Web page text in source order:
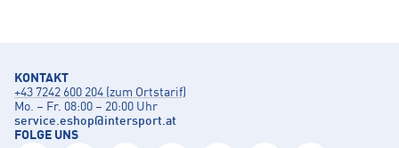
KONTAKT
+43 7242 600 204 (zum Ortstarif)
Mo. – Fr. 08:00 – 20:00 Uhr
service.eshop@intersport.at
FOLGE UNS